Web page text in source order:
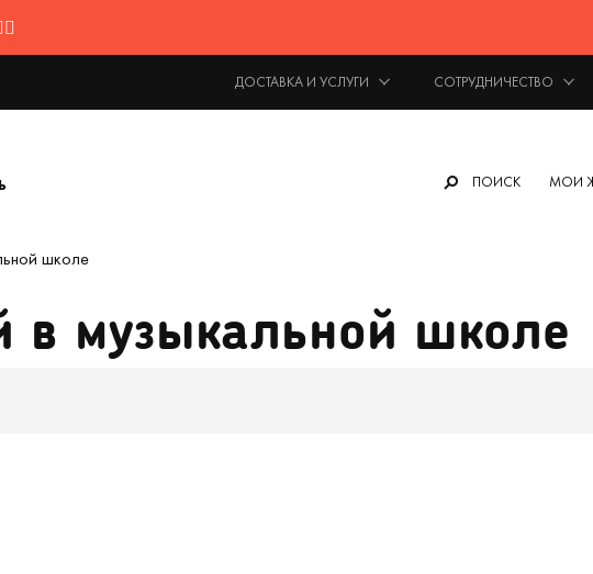
ДОСТАВКА И УСЛУГИ СОТРУДНИЧЕСТВО
ПОИСК МОИ
школе
в музыкальной школе